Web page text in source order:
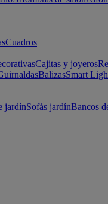
Cuadros
Cajitas y joyeros
BalizasSmart
jardínSofás jardínBancos